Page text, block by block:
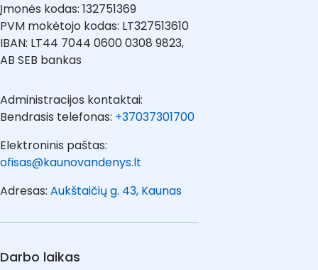
Įmonės kodas: 132751369
PVM mokėtojo kodas: LT327513610
IBAN: LT44 7044 0600 0308 9823,
AB SEB bankas
Administracijos kontaktai:
Bendrasis telefonas: +37037301700
Elektroninis paštas:
ofisas@kaunovandenys.lt
Adresas: Aukštaičių g. 43, Kaunas
Darbo laikas